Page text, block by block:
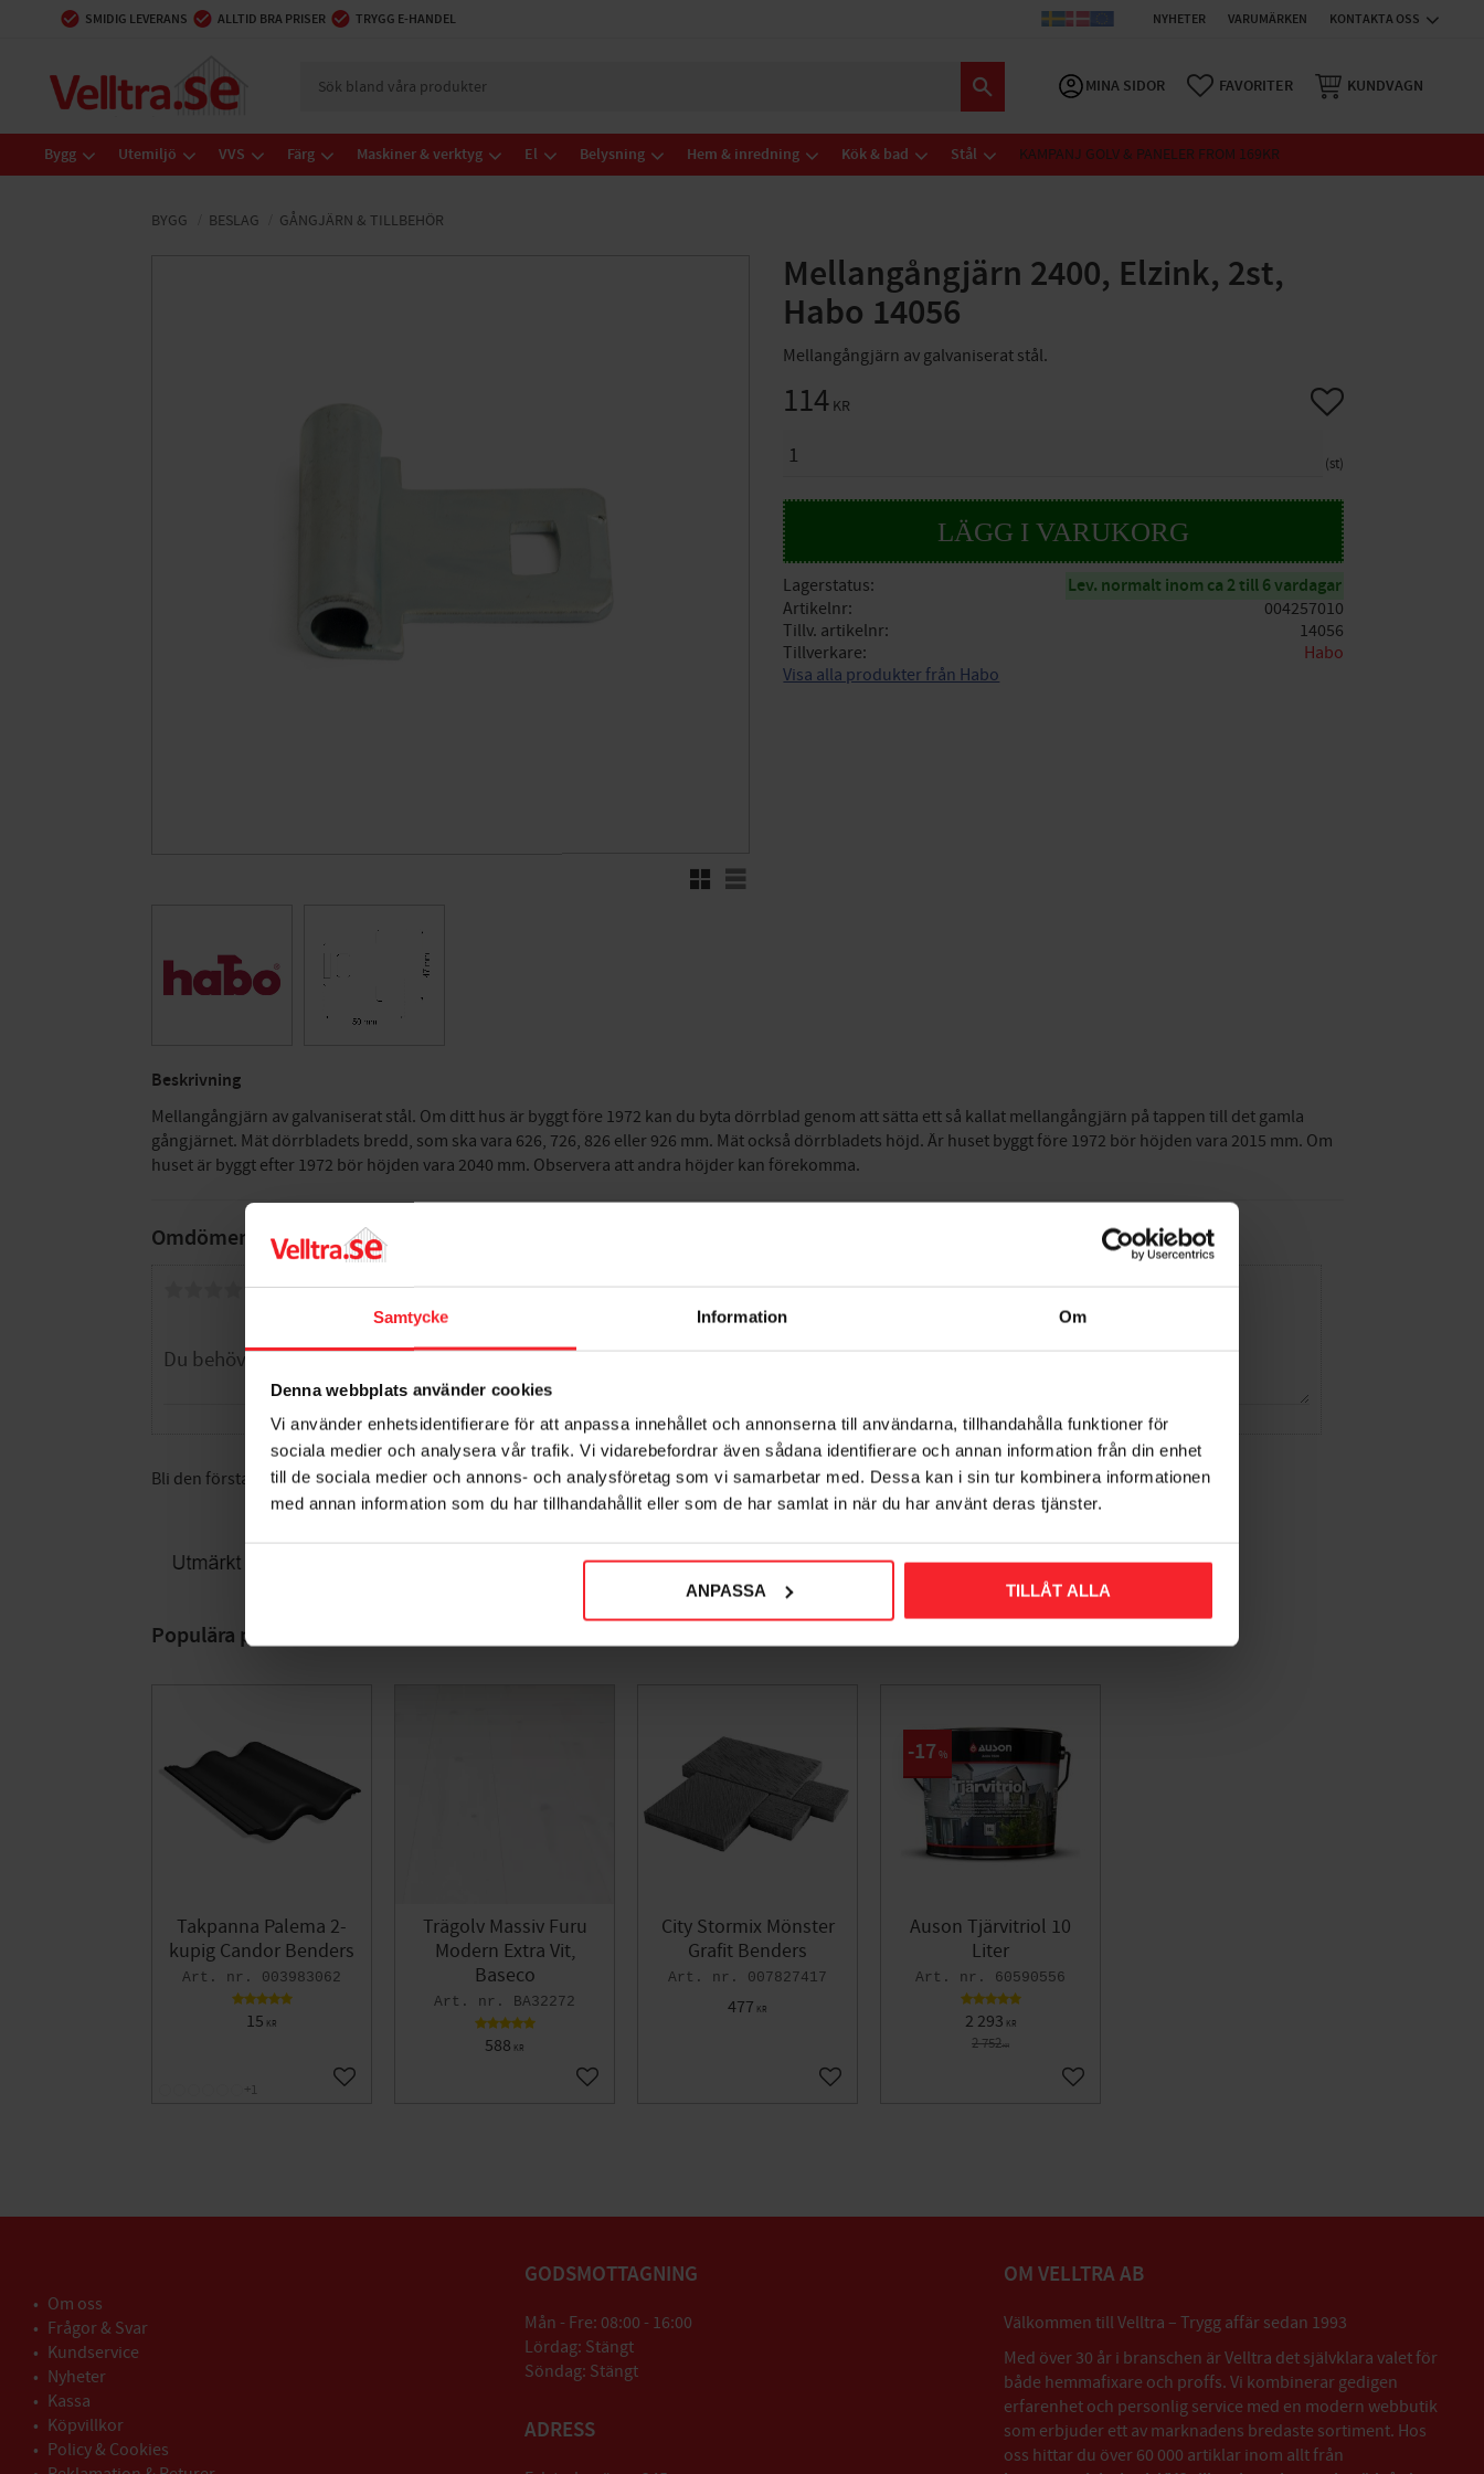
Samtycke Information Om
Denna webbplats använder cookies
Vi använder enhetsidentifierare för att anpassa innehållet och annonserna till användarna, tillhandahålla funktioner för
sociala medier och analysera vår trafik. Vi vidarebefordrar även sådana identifierare och annan information från din enhet
till de sociala medier och annons- och analysföretag som vi samarbetar med. Dessa kan i sin tur kombinera informationen
med annan information som du har tillhandahållit eller som de har samlat in när du har använt deras tjänster.
ANPASSA TILLÅT ALLA
SMIDIG LEVERANS ALLTID BRA PRISER TRYGG E-HANDEL NYHETER VARUMÄRKEN KONTAKTA OSS
MINA SIDOR FAVORITER KUNDVAGN
Bygg Utemiljö VVS Färg Maskiner & verktyg El Belysning Hem & inredning Kök & bad Stål KAMPANJ GOLV & PANELER FROM 169KR
BYGG BESLAG GÅNGJÄRN & TILLBEHÖR
Mellangångjärn 2400, Elzink, 2st,
Habo 14056
Mellangångjärn av galvaniserat stål.
Rutnätsvy
Listvy
114 KR
st
Lägg till i favoriter
Lagerstatus Lev. normalt inom ca 2 till 6 vardagar
Artikelnr
004257010
Tillv. artikelnr
14056
Tillverkare
Habo
Visa alla produkter från Habo
Beskrivning
Mellangångjärn av galvaniserat stål. Om ditt hus är byggt före 1972 kan du byta dörrblad genom att sätta ett så kallat mellangångjärn på tappen till det gamla
gångjärnet. Mät dörrbladets bredd, som ska vara 626, 726, 826 eller 926 mm. Mät också dörrbladets höjd. Är huset byggt före 1972 bör höjden vara 2015 mm. Om
huset är byggt efter 1972 bör höjden vara 2040 mm. Observera att andra höjder kan förekomma.
Omdömen
Du
Bli den första att lämna ett omdöme.
Populära produkter
Takpanna Palema 2-
kupig Candor Benders
003983062
15 KR
Lägg till i favoriter
+1
Trägolv Massiv Furu
Modern Extra Vit,
Baseco
BA32272
588 KR
Lägg till i favoriter
City Stormix Mönster
Grafit Benders
007827417
477 KR
Lägg till i favoriter
Auson Tjärvitriol 10
Liter
60590556
2 293 KR
2 752KR
17 %
Lägg till i favoriter
Om oss
Frågor & Svar
Kundservice
Nyheter
Kassa
Köpvillkor
Policy & Cookies
GODSMOTTAGNING
Mån - Fre: 08:00 - 16:00
Lördag: Stängt
Söndag: Stängt
ADRESS
OM VELLTRA AB
Välkommen till Velltra – Trygg affär sedan 1993
Med över 30 år i branschen är Velltra det självklara valet för
både hemmafixare och proffs. Vi kombinerar gedigen
erfarenhet och personlig service med en modern webbutik
som erbjuder ett av marknadens bredaste sortiment. Hos
oss hittar du över 60 000 artiklar inom allt från